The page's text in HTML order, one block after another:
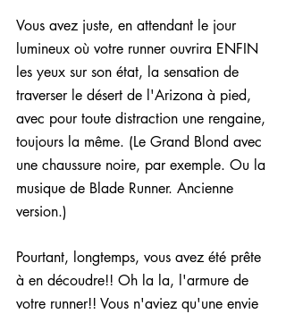
Vous avez juste, en attendant le jour
lumineux où votre runner ouvrira ENFIN
les yeux sur son état, la sensation de
traverser le désert de l'Arizona à pied,
avec pour toute distraction une rengaine,
toujours la même. (Le Grand Blond avec
une chaussure noire, par exemple. Ou la
musique de Blade Runner. Ancienne
version.)
Pourtant, longtemps, vous avez été prête
à en découdre!! Oh la la, l'armure de
votre runner!! Vous n'aviez qu'une envie